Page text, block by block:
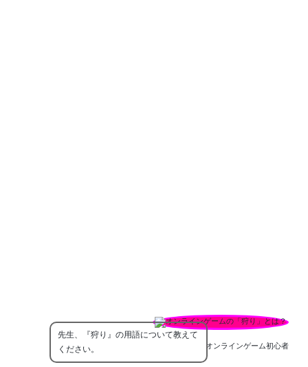
オンラインゲーム初心者
先生、『狩り』の用語について教えて
ください。